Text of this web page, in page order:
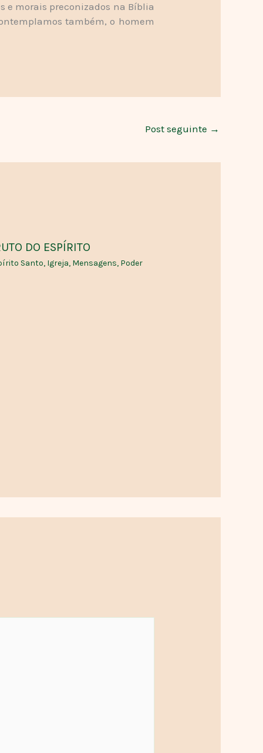
e morais preconizados na Bíblia
também, o homem
Post seguinte →
DO ESPÍRITO
Santo, Igreja, Mensagens, Poder